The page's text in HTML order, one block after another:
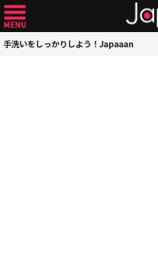
手洗いをしっかりしよう！Japaaan